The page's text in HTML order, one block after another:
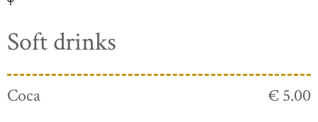
Soft drinks
Coca
€ 5.00